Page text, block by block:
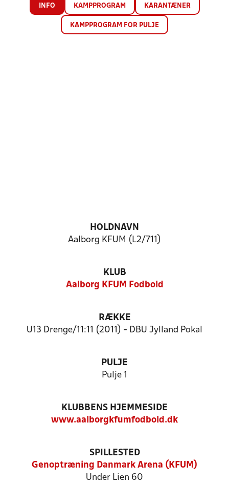
INFO KAMPPROGRAM KARANTÆNER
KAMPPROGRAM FOR PULJE
HOLDNAVN
Aalborg KFUM (L2/711)
KLUB
Aalborg KFUM Fodbold
RÆKKE
U13 Drenge/11:11 (2011) - DBU Jylland Pokal
PULJE
Pulje 1
KLUBBENS HJEMMESIDE
www.aalborgkfumfodbold.dk
SPILLESTED
Genoptræning Danmark Arena (KFUM)
Under Lien 60